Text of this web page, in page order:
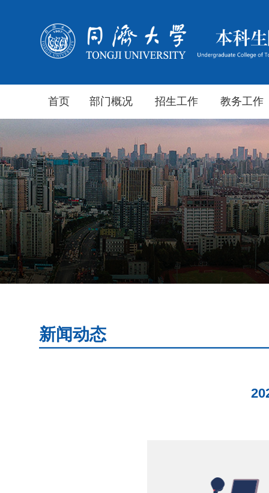
首页 部门概况 招生工作 教务工作
新闻动态